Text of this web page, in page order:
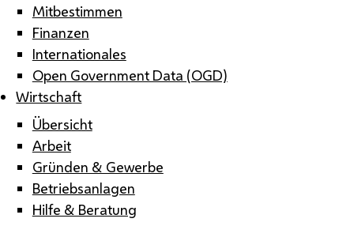
Mitbestimmen
Finanzen
Internationales
Open Government Data (OGD)
Wirtschaft
Übersicht
Arbeit
Gründen & Gewerbe
Betriebsanlagen
Hilfe & Beratung